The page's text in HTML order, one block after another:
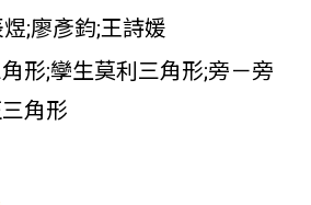
;廖彥鈞;王詩媛
形;孿生莫利三角形;旁－旁
角形